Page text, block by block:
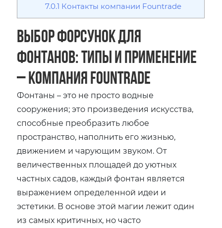
7.0.1 Контакты компании Fountrade
Выбор форсунок для
фонтанов: типы и применение
– компания Fountrade
Фонтаны – это не просто водные
сооружения; это произведения искусства,
способные преобразить любое
пространство, наполнить его жизнью,
движением и чарующим звуком. От
величественных площадей до уютных
частных садов, каждый фонтан является
выражением определенной идеи и
эстетики. В основе этой магии лежит один
из самых критичных, но часто